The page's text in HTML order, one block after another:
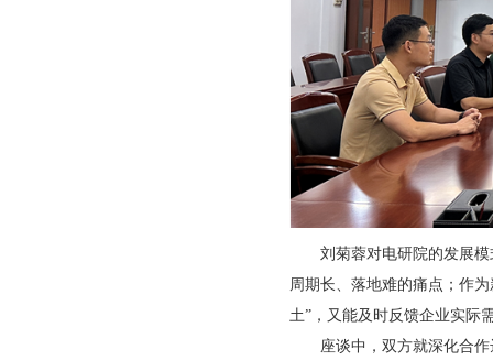
刘菊蓉对电研院的发展模
周期长、落地难的痛点；作
土”，又能及时反馈企业实际
座谈中，双方就深化合作